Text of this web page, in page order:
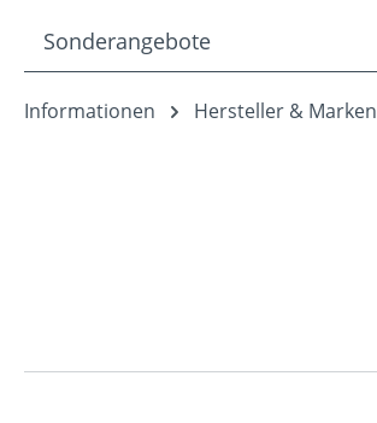
Sonderangebote
Informationen Hersteller & Marken